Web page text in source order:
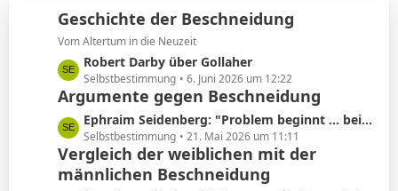
e
i
t
r
ä
g
e
Geschichte der Beschneidung
Vom Altertum in die Neuzeit
L
e
t
z
t
e
B
e
Robert Darby über Gollaher
Selbstbestimmung 6. Juni 2026 um 12:22
Argumente gegen Beschneidung
L
e
t
z
Ephraim Seidenberg: "Problem beginnt ... beim Abschneiden der Vorhaut"
Selbstbestimmung 21. Mai 2026 um 11:11
Vergleich der weiblichen mit der
männlichen Beschneidung